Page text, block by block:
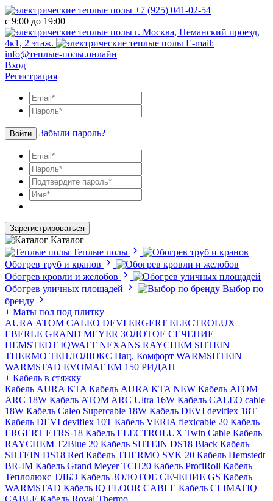
+7 (925) 041-02-54
с 9:00 до 19:00
г. Москва, Неманский проезд,
4к1, 2 этаж.
E-mail:
info@теплые-полы.онлайн
Вход
Регистрация
Войти Забыли пароль?
Зарегистрироваться
Каталог
Теплые полы
Обогрев труб и кранов
Обогрев кровли и желобов
Обогрев уличных площадей
Выбор по
бренду
+ Маты пол под плитку
AURA АТОМ CALEO DEVI ERGERT ELECTROLUX
EBERLE GRAND MEYER ЗОЛОТОЕ СЕЧЕНИЕ
HEMSTEDT IQWATT NEXANS RAYCHEM SHTEIN
THERMO ТЕПЛОЛЮКС Нац. Комфорт WARMSHTEIN
WARMSTAD EVOMAT EM 150 РИДАН
+ Кабель в стяжку
Кабель AURA KTA Кабель AURA KTA NEW Кабель ATOM
ARC 18W Кабель ATOM ARC Ultra 16W Кабель CALEO cable
18W Кабель Caleo Supercable 18W Кабель DEVI deviflex 18T
Кабель DEVI deviflex 10T Кабель VERIA flexicable 20 Кабель
ERGERT ETRS-18 Кабель ELECTROLUX Twin Cable Кабель
RAYCHEM T2Blue 20 Кабель SHTEIN DS18 Black Кабель
SHTEIN DS18 Red Кабель THERMO SVK 20 Кабель Hemstedt
BR-IM Кабель Grand Meyer TCH20 Кабель ProfiRoll Кабель
Теплолюкс ТЛБЭ Кабель ЗОЛОТОЕ СЕЧЕНИЕ GS Кабель
WARMSTAD Кабель IQ FLOOR CABLE Кабель CLIMATIQ
CABLE Кабель Royal Thermo